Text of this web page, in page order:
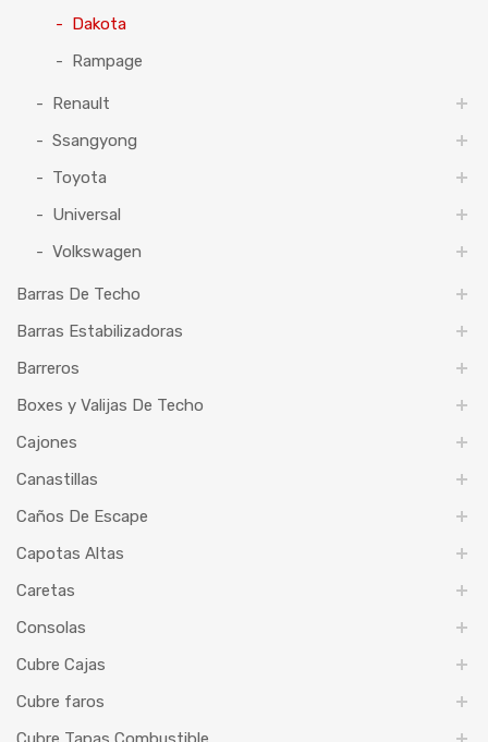
Dakota
Rampage
Renault
Ssangyong
Toyota
Universal
Volkswagen
Barras De Techo
Barras Estabilizadoras
Barreros
Boxes y Valijas De Techo
Cajones
Canastillas
Caños De Escape
Capotas Altas
Caretas
Consolas
Cubre Cajas
Cubre faros